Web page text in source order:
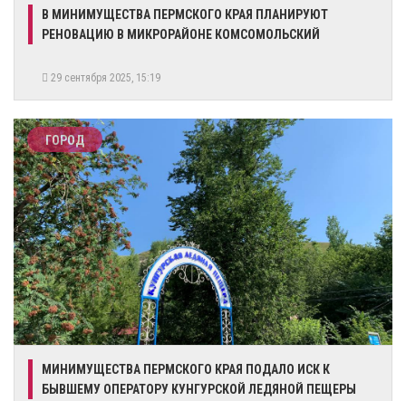
В МИНИМУЩЕСТВА ПЕРМСКОГО КРАЯ ПЛАНИРУЮТ
РЕНОВАЦИЮ В МИКРОРАЙОНЕ КОМСОМОЛЬСКИЙ
29 сентября 2025, 15:19
ГОРОД
​МИНИМУЩЕСТВА ПЕРМСКОГО КРАЯ ПОДАЛО ИСК К
БЫВШЕМУ ОПЕРАТОРУ КУНГУРСКОЙ ЛЕДЯНОЙ ПЕЩЕРЫ